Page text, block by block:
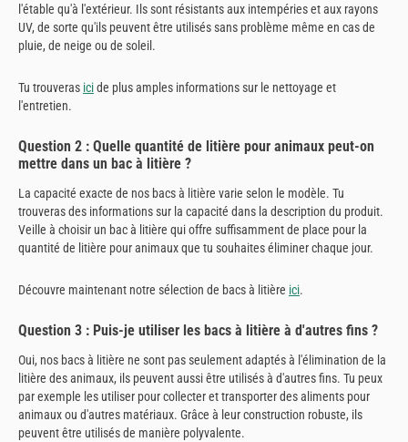
l'étable qu'à l'extérieur. Ils sont résistants aux intempéries et aux rayons
UV, de sorte qu'ils peuvent être utilisés sans problème même en cas de
pluie, de neige ou de soleil.
Tu trouveras icide plus amples informations sur le nettoyage et
l'entretien.
Question 2 : Quelle quantité de litière pour animaux peut-on
mettre dans un bac à litière ?
La capacité exacte de nos bacs à litière varie selon le modèle. Tu
trouveras des informations sur la capacité dans la description du produit.
Veille à choisir un bac à litière qui offre suffisamment de place pour la
quantité de litière pour animaux que tu souhaites éliminer chaque jour.
Découvre maintenant notre sélection de bacs à litière ici.
Question 3 : Puis-je utiliser les bacs à litière à d'autres fins ?
Oui, nos bacs à litière ne sont pas seulement adaptés à l'élimination de la
litière des animaux, ils peuvent aussi être utilisés à d'autres fins. Tu peux
par exemple les utiliser pour collecter et transporter des aliments pour
animaux ou d'autres matériaux. Grâce à leur construction robuste, ils
peuvent être utilisés de manière polyvalente.